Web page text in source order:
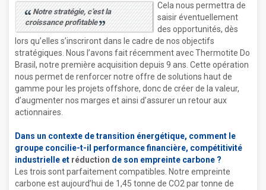
Notre stratégie, c’est la
croissance profitable
Cela nous permettra de
saisir éventuellement
des opportunités, dès
lors qu’elles s’inscriront dans le cadre de nos objectifs
stratégiques. Nous l’avons fait récemment avec Thermotite Do
Brasil, notre première acquisition depuis 9 ans. Cette opération
nous permet de renforcer notre offre de solutions haut de
gamme pour les projets offshore, donc de créer de la valeur,
d’augmenter nos marges et ainsi d’assurer un retour aux
actionnaires.
Dans un contexte de transition énergétique, comment le
groupe concilie-t-il performance financière, compétitivité
industrielle et réduction de son empreinte carbone ?
Les trois sont parfaitement compatibles. Notre empreinte
carbone est aujourd’hui de 1,45 tonne de CO2 par tonne de